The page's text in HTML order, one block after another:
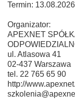
Termin:
Organizator:
APEXNET
ul. Atlasowa 41
02-437 Warszawa
tel. 22 765 65 90
http://